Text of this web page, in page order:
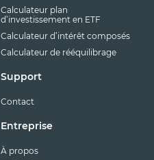
Calculateur plan
d’investissement en ETF
Calculateur d’intérêt composés
Calculateur de rééquilibrage
Support
Contact
Entreprise
À propos